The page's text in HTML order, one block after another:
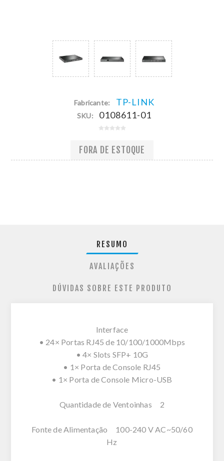
Fabricante: TP-LINK
SKU: 0108611-01
FORA DE ESTOQUE
RESUMO
AVALIAÇÕES
DÚVIDAS SOBRE ESTE PRODUTO
Interface
• 24× Portas RJ45 de 10/100/1000Mbps
• 4× Slots SFP+ 10G
• 1× Porta de Console RJ45
• 1× Porta de Console Micro-USB
Quantidade de Ventoinhas 2
Fonte de Alimentação 100-240 V AC~50/60
Hz